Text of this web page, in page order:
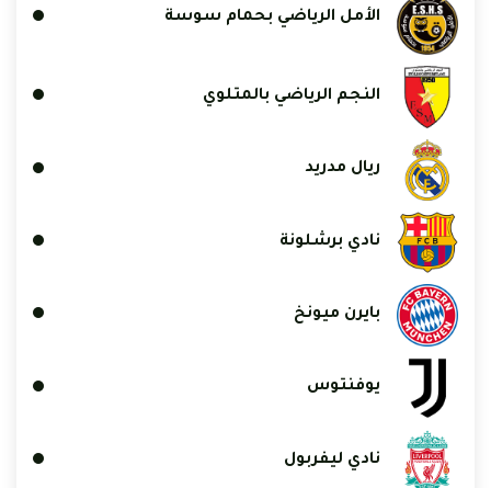
الأمل الرياضي بحمام سوسة
النجم الرياضي بالمتلوي
ريال مدريد
نادي برشلونة
بايرن ميونخ
يوفنتوس
نادي ليفربول